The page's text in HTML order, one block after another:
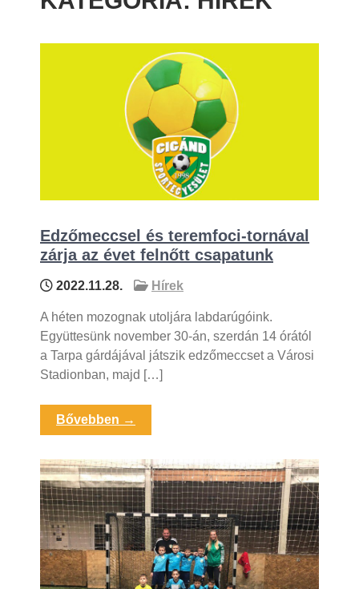
Edzőmeccsel és teremfoci-tornával
zárja az évet felnőtt csapatunk
2022.11.28. Hírek
A héten mozognak utoljára labdarúgóink.
Együttesünk november 30-án, szerdán 14 órától
a Tarpa gárdájával játszik edzőmeccset a Városi
Stadionban, majd […]
Bővebben →